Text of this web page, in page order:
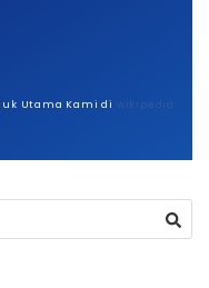
Utama Kami di wikipedia